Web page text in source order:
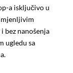
a isključivo u
bez nanošenja
ugledu sa